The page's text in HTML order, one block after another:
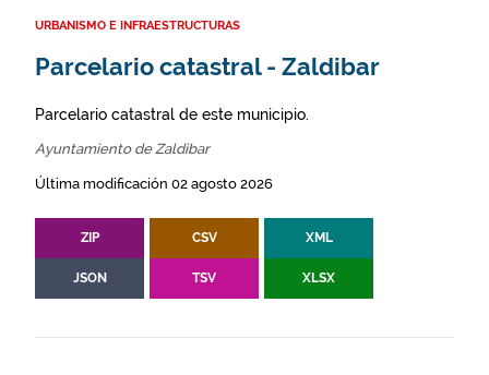
URBANISMO E INFRAESTRUCTURAS
Parcelario catastral - Zaldibar
Parcelario catastral de este municipio.
Ayuntamiento de Zaldibar
Última modificación 02 agosto 2026
ZIP CSV XML
JSON TSV XLSX